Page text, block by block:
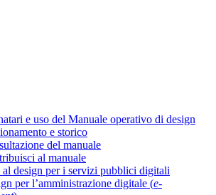
e uso del Manuale operativo di design
e storico
del manuale
al manuale
design per i servizi pubblici digitali
per l’amministrazione digitale (e-